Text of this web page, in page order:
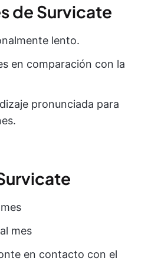
de Survicate
lento.
en comparación con la
pronunciada para
mes
en contacto con el